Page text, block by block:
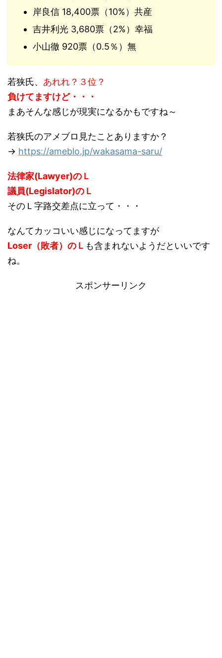
岸良信 18,400票（10%）共産
吉井利光 3,680票（2%）幸福
小山徹 920票（0.5％）無
若狭氏、 あれれ？３位？
負けてますけど・・・
まあそんな感じが現実になるかもですね～
若狭氏のアメブロ見たことありますか？
→ https://ameblo.jp/wakasama-saru/
法律家(Lawyer)のＬ
議員(Legislator)のＬ
そのＬ字路交差点に立って・・・
なんてカッコいい感じになってますが
Loser（敗者）のＬ も含まれないようだといいです
ね。
スポンサーリンク